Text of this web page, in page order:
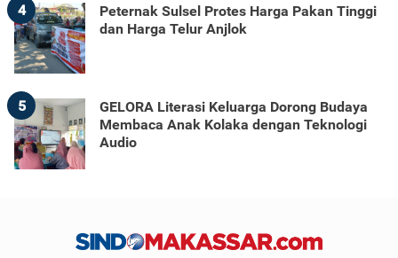
4
Peternak Sulsel Protes Harga Pakan Tinggi
dan Harga Telur Anjlok
5
GELORA Literasi Keluarga Dorong Budaya
Membaca Anak Kolaka dengan Teknologi
Audio